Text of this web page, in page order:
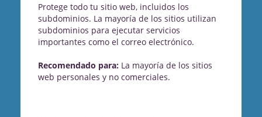
Protege todo tu sitio web, incluidos los
subdominios. La mayoría de los sitios utilizan
subdominios para ejecutar servicios
importantes como el correo electrónico.
Recomendado para: La mayoría de los sitios
web personales y no comerciales.